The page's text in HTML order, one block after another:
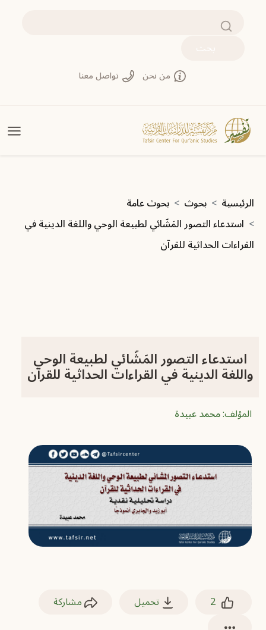
بحث
من نحن تواصل معنا
مسار التنقل
الرئيسية بحوث
بحوث عامة
استدعاء التصور المَشّائي لطبيعة الوحي واللغة الدينية في
القراءات الحداثية للقرآن
استدعاء التصور المَشّائي لطبيعة الوحي
واللغة الدينية في القراءات الحداثية للقرآن
المؤلف:محمد عبيدة
2 تحميل مشاركة